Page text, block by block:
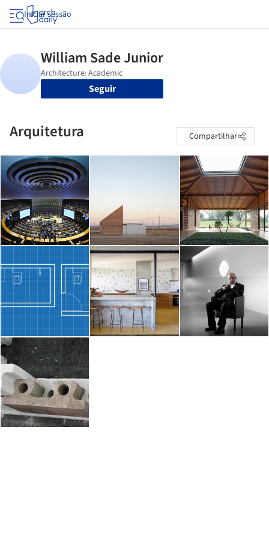
Iniciar sessão
Seguir
Arquitetura Compartilhar